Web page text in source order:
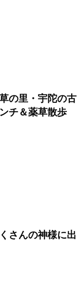
の里・宇陀の古
チ＆薬草散歩
さんの神様に出